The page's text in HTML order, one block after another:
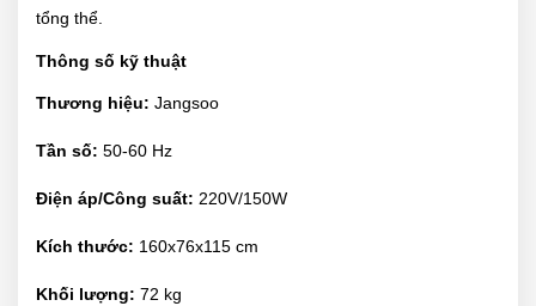
tổng thể.
Thông số kỹ thuật
Thương hiệu: Jangsoo
Tần số: 50-60 Hz
Điện áp/Công suất: 220V/150W
Kích thước: 160x76x115 cm
Khối lượng: 72 kg